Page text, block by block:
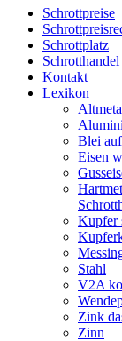
Schrottpreise
Schrottplatz
Schrotthandel
Kontakt
Lexikon
Blei
Eisen
Kupfer
Stahl
V2A
Zink
Zinn